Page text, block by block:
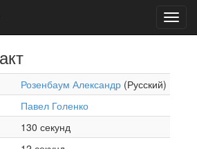
Розенбаум Александр (Русский)
Павел Голенко
130 секунд